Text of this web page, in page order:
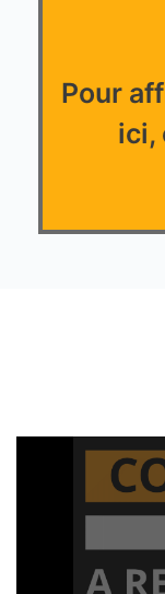
Pour
ici,